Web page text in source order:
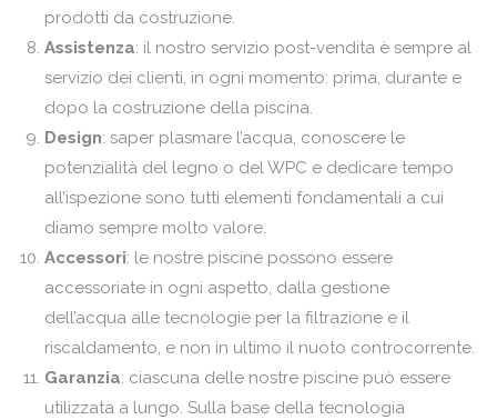
prodotti da costruzione.
Assistenza: il nostro servizio post-vendita è sempre al
servizio dei clienti, in ogni momento: prima, durante e
dopo la costruzione della piscina.
Design: saper plasmare l’acqua, conoscere le
potenzialità del legno o delWPC e dedicare tempo
all’ispezione sono tutti elementi fondamentali a cui
diamo sempre molto valore.
Accessori: le nostre piscine possono essere
accessoriate in ogni aspetto, dalla gestione
dell’acqua alle tecnologie per la filtrazione e il
riscaldamento, e non in ultimo il nuoto controcorrente.
Garanzia: ciascuna delle nostre piscine può essere
utilizzata a lungo. Sulla base della tecnologia